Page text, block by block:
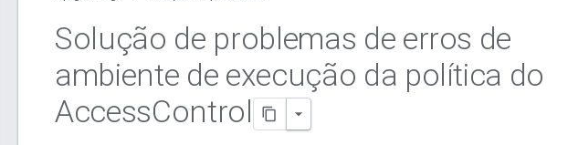
Solução de problemas de erros de
ambiente de execução da política do
AccessControl